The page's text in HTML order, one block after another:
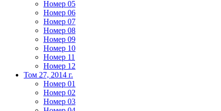
Номер 05
Номер 06
Номер 07
Номер 08
Номер 09
Номер 10
Номер 11
Номер 12
Том 27, 2014 г.
Номер 01
Номер 02
Номер 03